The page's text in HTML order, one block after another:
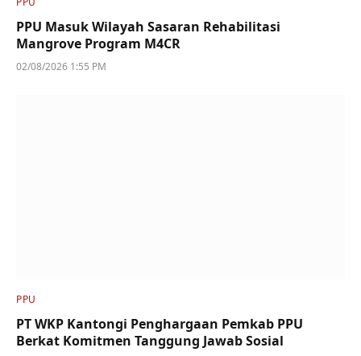
PPU Masuk Wilayah Sasaran Rehabilitasi
Mangrove Program M4CR
02/08/2026 1:55 PM
PPU
PT WKP Kantongi Penghargaan Pemkab PPU
Berkat Komitmen Tanggung Jawab Sosial